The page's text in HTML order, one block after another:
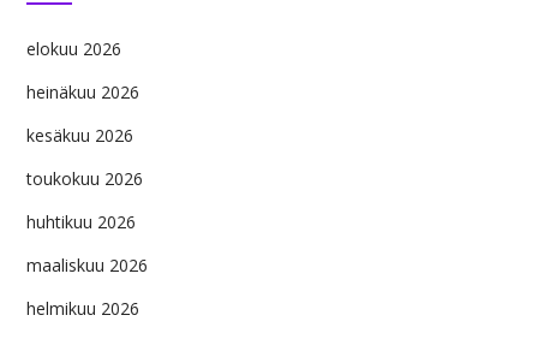
elokuu 2026
heinäkuu 2026
kesäkuu 2026
toukokuu 2026
huhtikuu 2026
maaliskuu 2026
helmikuu 2026